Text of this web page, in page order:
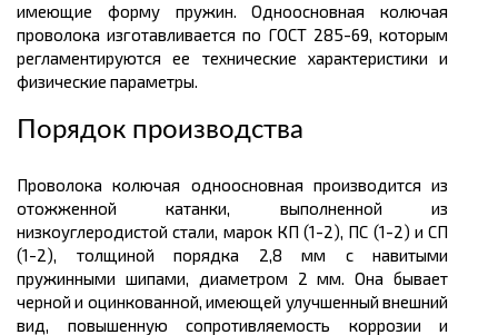
имеющие форму пружин. Одноосновная колючая
проволока изготавливается по ГОСТ 285-69, которым
регламентируются ее технические характеристики и
физические параметры.
Порядок производства
Проволока колючая одноосновная производится из
отожженной катанки, выполненной из
низкоуглеродистой стали, марок КП (1-2), ПС (1-2) и СП
(1-2), толщиной порядка 2,8 мм с навитыми
пружинными шипами, диаметром 2 мм. Она бывает
черной и оцинкованной, имеющей улучшенный внешний
вид, повышенную сопротивляемость коррозии и